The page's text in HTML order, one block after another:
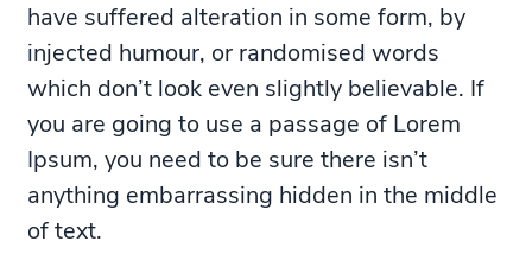
have suffered alteration in some form, by
injected humour, or randomised words
which don’t look even slightly believable. If
you are going to use a passage of Lorem
Ipsum, you need to be sure there isn’t
anything embarrassing hidden in the middle
of text.